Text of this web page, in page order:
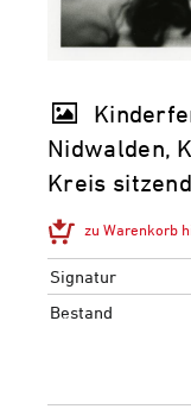
Nidwalden,
Kreis
zu Warenkorb
Signatur
Bestand